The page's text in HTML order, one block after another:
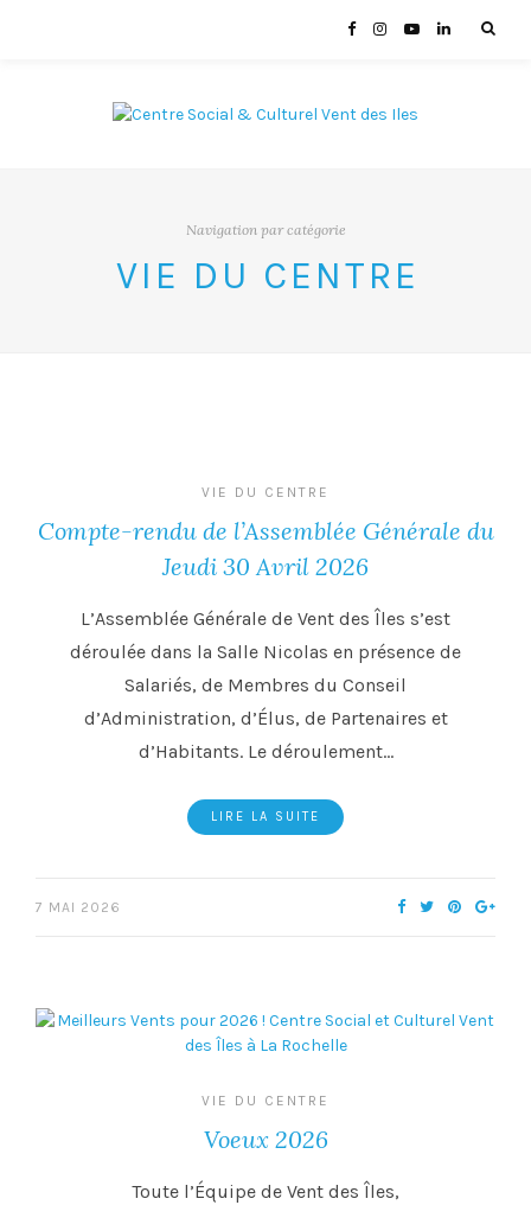
Navigation par catégorie
VIE DU CENTRE
VIE DU CENTRE
Compte-rendu de l’Assemblée Générale du
Jeudi 30 Avril 2026
L’Assemblée Générale de Vent des Îles s’est
déroulée dans la Salle Nicolas en présence de
Salariés, de Membres du Conseil
d’Administration, d’Élus, de Partenaires et
d’Habitants. Le déroulement…
LIRE LA SUITE
7 MAI 2026
VIE DU CENTRE
Voeux 2026
Toute l’Équipe de Vent des Îles,